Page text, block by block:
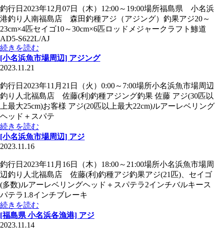
釣行日2023年12月07日（木）12:00～19:00場所福島県 小名浜
港釣り人南福島店 森田釣種アジ（アジング）釣果アジ20～
23cm×4匹セイゴ10～30cm×6匹ロッドメジャークラフト鯵道
AD5-S622L/AJ
続きを読む
[小名浜魚市場周辺] アジング
2023.11.21
釣行日2023年11月21日（火）0:00～7:00場所小名浜魚市場周辺
釣り人北福島店 佐藤(利)釣種アジング釣果 佐藤 アジ(30匹以
上最大25cm)お客様 アジ(20匹以上最大22cm)ルアーレベリング
ヘッド＋スパテ
続きを読む
[小名浜魚市場周辺] アジ
2023.11.16
釣行日2023年11月16日（木）18:00～21:00場所小名浜魚市場周
辺釣り人北福島店 佐藤(利)釣種アジ釣果アジ(21匹)、セイゴ
(多数)ルアーレベリングヘッド＋スパテラ2インチバルキース
パテラ1.8インチブレーキ
続きを読む
[福島県 小名浜各漁港] アジ
2023.11.14